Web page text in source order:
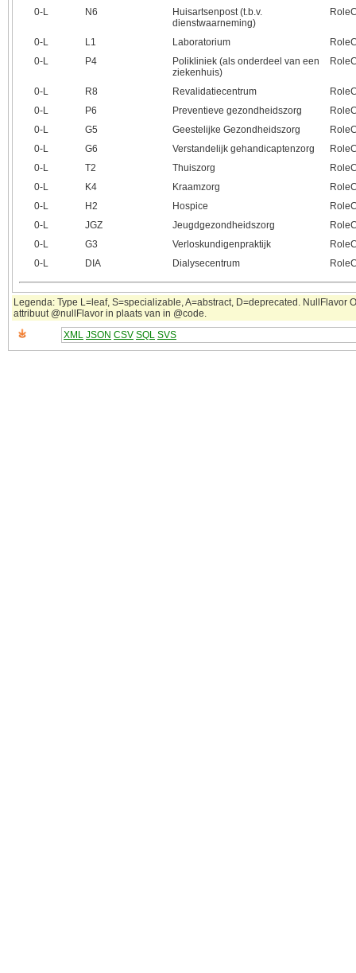
0‑L N6
Huisartsenpost (t.b.v.
dienstwaarneming)
0‑L L1 Laboratorium
0‑L
P4
Polikliniek (als onderdeel van een
ziekenhuis)
0‑L R8 Revalidatiecentrum
0‑L
P6 Preventieve gezondheidszorg
0‑L
G5 Geestelijke Gezondheidszorg
0‑L
G6 Verstandelijk gehandicaptenzorg
0‑L
T2 Thuiszorg
0‑L
K4 Kraamzorg
0‑L
H2 Hospice
0‑L
JGZ Jeugdgezondheidszorg
0‑L
G3 Verloskundigenpraktijk
0‑L
DIA Dialysecentrum
Legenda: Type L=leaf, S=specializable, A=abstract, D=deprecated.
attribuut @nullFlavor in plaats van in @code.
XML JSON CSV SQL SVS